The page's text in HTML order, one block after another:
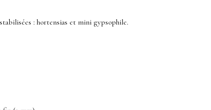
: hortensias et mini gypsophile.